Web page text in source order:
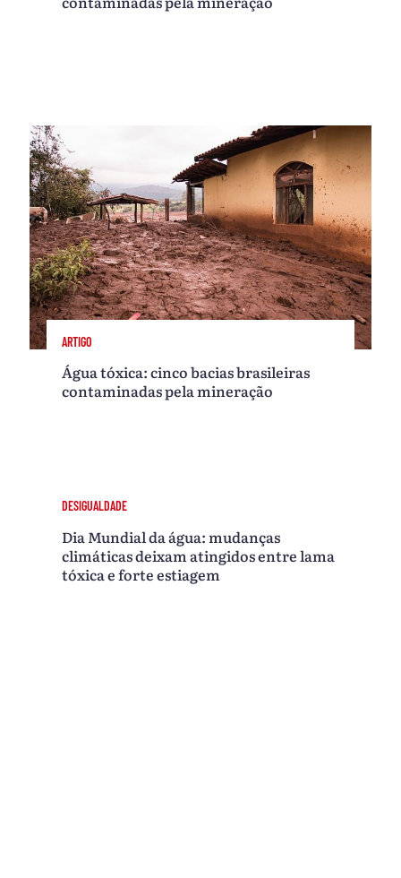
ARTIGO
Água tóxica: cinco bacias brasileiras
contaminadas pela mineração
DESIGUALDADE
Dia Mundial da água: mudanças
climáticas deixam atingidos entre lama
tóxica e forte estiagem